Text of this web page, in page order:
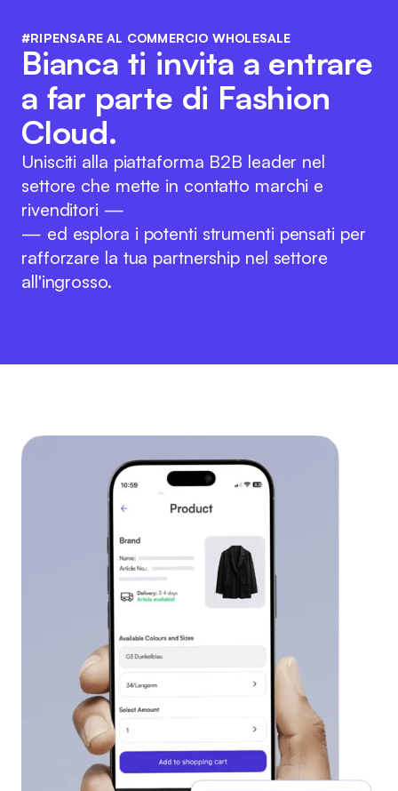
#RIPENSARE AL COMMERCIO WHOLESALE
Bianca ti invita a entrare
a far parte di Fashion
Cloud.
Unisciti alla piattaforma B2B leader nel
settore che mette in contatto marchi e
rivenditori —
— ed esplora i potenti strumenti pensati per
rafforzare la tua partnership nel settore
all'ingrosso.